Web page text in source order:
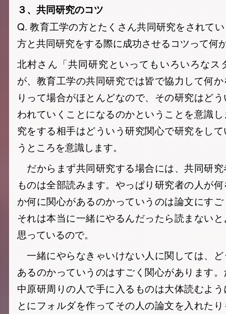
３、共同研究のコツ
Q. 教育工学の方とたくさん共同研究をされて
方と共同研究をする際に成功させるコツって何
北村さん「共同研究といってもいろいろなス
が、教育工学の共同研究では皆で協力して何
りって場合がほとんどなので、その研究はど
われていくことになるのかということを意識
究をする相手はどういう研究関心で研究をし
うところを意識します。
だからまず共同研究する場合には、共同研
ものは全部読みます。やっぱり研究者の人が
か何に関心があるのかっていうのは論文にす
それは本当に一緒にやるんだったら読まない
思っているので。
一緒にやらなきゃいけない人に関しては、
あるのかっていうのはすごく関心があります
中原研周りの人で手に入るものは大体読むよ
とにフォルダを作ってその人の論文を入れた